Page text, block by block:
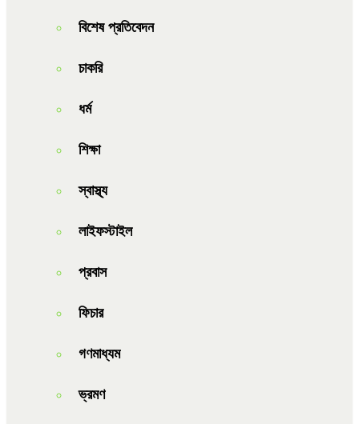
বিশেষ প্রতিবেদন
চাকরি
ধর্ম
শিক্ষা
স্বাস্থ্য
লাইফস্টাইল
প্রবাস
ফিচার
গণমাধ্যম
ভ্রমণ